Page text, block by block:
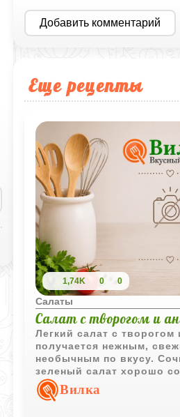
Добавить комментарий
Еще рецепты
1,74K 0 0
Салаты
Салат с творогом и
Легкий салат с творогом
получается нежным,
необычным по вкусу.
зеленый салат хорошо
сладкими ананасами и
Вилка